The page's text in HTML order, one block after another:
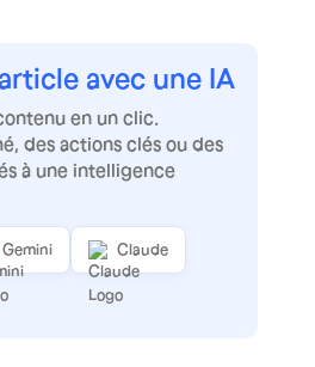
avec une IA
en un clic.
des actions clés ou des
à une intelligence
Gemini Claude